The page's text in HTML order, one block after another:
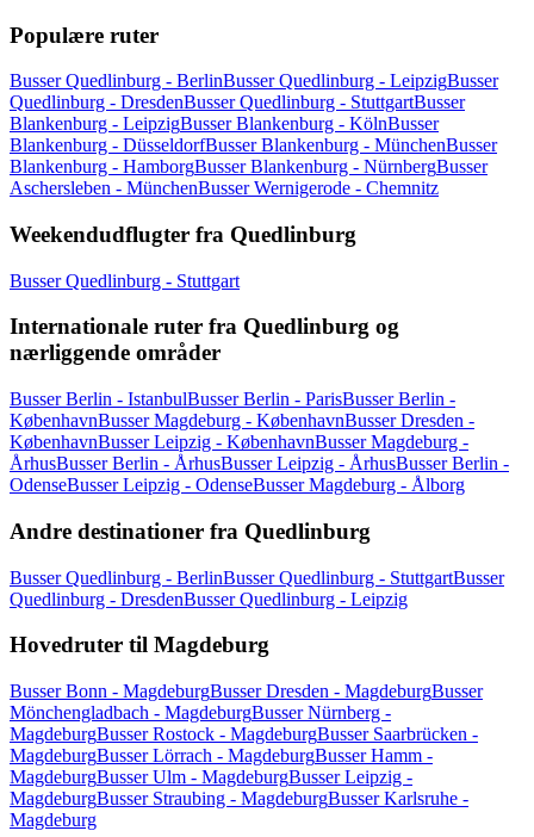
Populære ruter
Busser Quedlinburg - BerlinBusser Quedlinburg - LeipzigBusser
Quedlinburg - DresdenBusser Quedlinburg - StuttgartBusser
Blankenburg - LeipzigBusser Blankenburg - KölnBusser
Blankenburg - DüsseldorfBusser Blankenburg - MünchenBusser
Blankenburg - HamborgBusser Blankenburg - NürnbergBusser
Aschersleben - MünchenBusser Wernigerode - Chemnitz
Weekendudflugter fra Quedlinburg
Busser Quedlinburg - Stuttgart
Internationale ruter fra Quedlinburg og
nærliggende områder
Busser Berlin - IstanbulBusser Berlin - ParisBusser Berlin -
KøbenhavnBusser Magdeburg - KøbenhavnBusser Dresden -
KøbenhavnBusser Leipzig - KøbenhavnBusser Magdeburg -
ÅrhusBusser Berlin - ÅrhusBusser Leipzig - ÅrhusBusser Berlin -
OdenseBusser Leipzig - OdenseBusser Magdeburg - Ålborg
Andre destinationer fra Quedlinburg
Busser Quedlinburg - BerlinBusser Quedlinburg - StuttgartBusser
Quedlinburg - DresdenBusser Quedlinburg - Leipzig
Hovedruter til Magdeburg
Busser Bonn - MagdeburgBusser Dresden - MagdeburgBusser
Mönchengladbach - MagdeburgBusser Nürnberg -
MagdeburgBusser Rostock - MagdeburgBusser Saarbrücken -
MagdeburgBusser Lörrach - MagdeburgBusser Hamm -
MagdeburgBusser Ulm - MagdeburgBusser Leipzig -
MagdeburgBusser Straubing - MagdeburgBusser Karlsruhe -
Magdeburg